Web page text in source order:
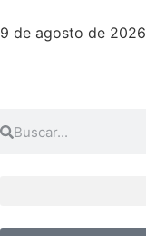
9 de agosto de 2026